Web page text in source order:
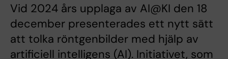
Vid 2024 års upplaga av AI@KI den 18
december presenterades ett nytt sätt
att tolka röntgenbilder med hjälp av
artificiell intelligens (AI). Initiativet, som